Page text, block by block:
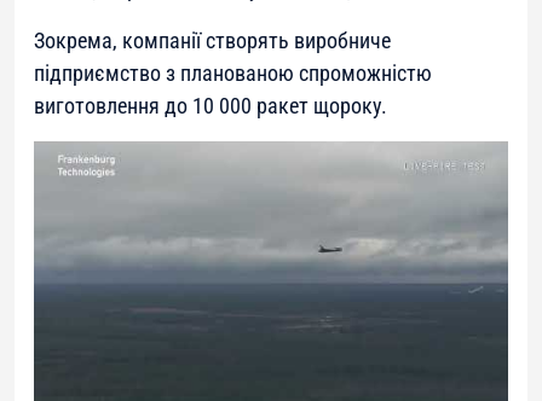
Зокрема, компанії створять виробниче
підприємство з планованою спроможністю
виготовлення до 10 000 ракет щороку.